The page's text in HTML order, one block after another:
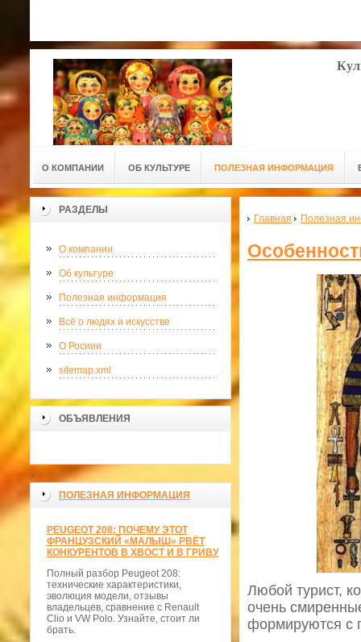
О КОМПАНИИ ОБ КУЛЬТУРЕ ПОЛЕЗНАЯ ИНФОРМАЦИЯ
РАЗДЕЛЫ
О компании
Об культуре
Полезная информация
Всё о людях и искусстве
О Росиии
sitemap.xml
ОБЪЯВЛЕНИЯ
>
ПОЛЕЗНАЯ ИНФОРМАЦИЯ
PEUGEOT 208: ПОЧЕМУ ЭТОТ
ФРАНЦУЗСКИЙ «МАЛЫШ» РВЁТ
КОНКУРЕНТОВ В ХВОСТ И В ГРИВУ
Полный разбор Peugeot 208:
технические характеристики,
эволюция модели, отзывы
владельцев, сравнение с Renault
Clio и VW Polo. Узнайте, стоит ли
брать.
Главная Полезная
Любой турист,
очень
формируются с